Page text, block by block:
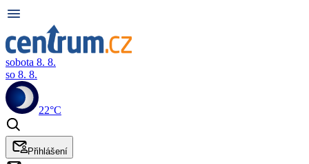
sobota 8. 8.
so 8. 8.
22°C
Přihlášení